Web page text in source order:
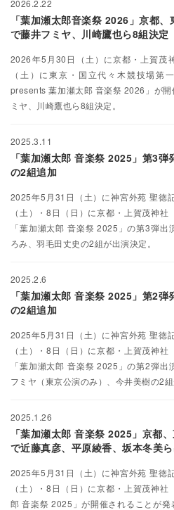
2026.2.22
「葉加瀬太郎音楽祭 2026」京都
で藤井フミヤ、川崎鷹也ら8組決定
2026年5月30日（土）に京都・上賀茂
（土）に東京・国立代々木競技場第
presents 葉加瀬太郎 音楽祭 2026」が
ミヤ、川崎鷹也ら8組決定。
2025.3.11
「葉加瀬太郎 音楽祭 2025」第3
の2組追加
2025年5月31日（土）に神宮外苑 聖徳
（土）・8日（日）に京都・上賀茂神
「葉加瀬太郎 音楽祭 2025」の第3弾
ろみ、羽毛田丈史の2組が出演決定。
2025.2.6
「葉加瀬太郎 音楽祭 2025」第2
の2組追加
2025年5月31日（土）に神宮外苑 聖徳
（土）・8日（日）に京都・上賀茂神
「葉加瀬太郎 音楽祭 2025」の第2弾
フミヤ（東京公演のみ）、今井美樹の2組
2025.1.26
「葉加瀬太郎 音楽祭 2025」京都
で近藤真彦、平原綾香、坂本冬美
2025年5月31日（土）に神宮外苑 聖徳
（土）・8日（日）に京都・上賀茂神
郎 音楽祭 2025」が開催されることが